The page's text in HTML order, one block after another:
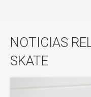
NOTICIAS
SKATE